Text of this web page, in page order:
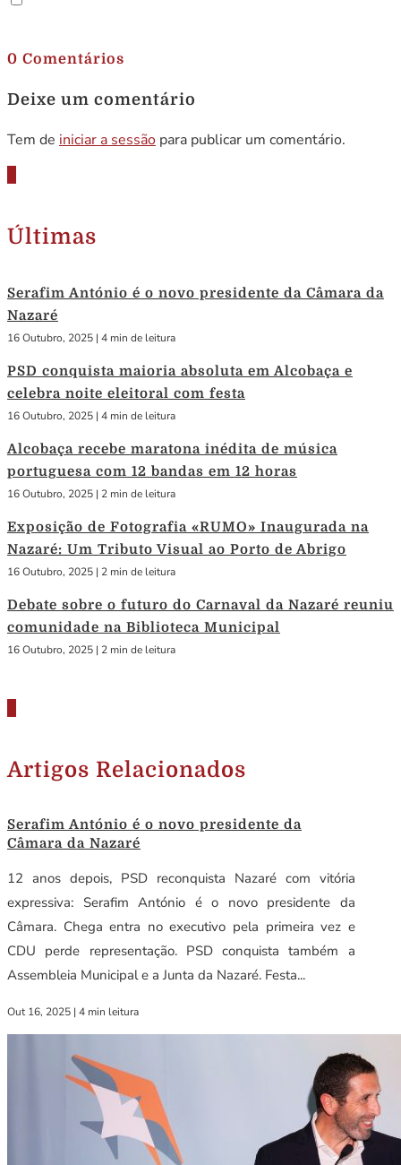
0 Comentários
Deixe um comentário
Tem de iniciar a sessão para publicar um comentário.
Últimas
Serafim António é o novo presidente da Câmara da
Nazaré
16 Outubro, 2025 | 4 min de leitura
PSD conquista maioria absoluta em Alcobaça e
celebra noite eleitoral com festa
16 Outubro, 2025 | 4 min de leitura
Alcobaça recebe maratona inédita de música
portuguesa com 12 bandas em 12 horas
16 Outubro, 2025 | 2 min de leitura
Exposição de Fotografia «RUMO» Inaugurada na
Nazaré: Um Tributo Visual ao Porto de Abrigo
16 Outubro, 2025 | 2 min de leitura
Debate sobre o futuro do Carnaval da Nazaré reuniu
comunidade na Biblioteca Municipal
16 Outubro, 2025 | 2 min de leitura
Artigos Relacionados
Serafim António é o novo presidente da
Câmara da Nazaré
12 anos depois, PSD reconquista Nazaré com vitória
expressiva: Serafim António é o novo presidente da
Câmara. Chega entra no executivo pela primeira vez e
CDU perde representação. PSD conquista também a
Assembleia Municipal e a Junta da Nazaré. Festa...
Out 16, 2025 | 4 min leitura